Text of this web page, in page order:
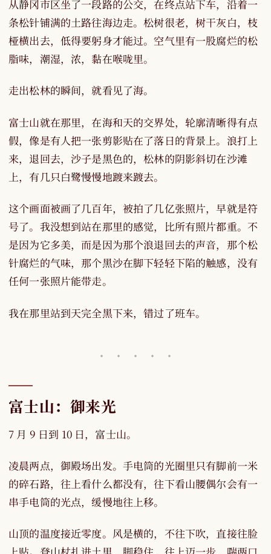
从静冈市区坐了一段路的公交，在终点站下车，沿着一
条松针铺满的土路往海边走。松树很老，树干灰白，枝
桠横出去，低得要躬身才能过。空气里有一股腐烂的松
脂味，潮湿，浓，黏在喉咙里。
走出松林的瞬间，就看见了海。
富士山就在那里，在海和天的交界处，轮廓清晰得有点
假，像是有人把一张剪影贴在了落日的背景上。浪打上
来，退回去，沙子是黑色的，松林的阴影斜切在沙滩
上，有几只白鹭慢慢地踱来踱去。
这个画面被画了几百年，被拍了几亿张照片，早就是符
号了。我没想到站在那里的感觉，比所有照片都重。不
是因为它多美，而是因为那个浪退回去的声音，那个松
针腐烂的气味，那个黑沙在脚下轻轻下陷的触感，没有
任何一张照片能带走。
我在那里站到天完全黑下来，错过了班车。
富士山：御来光
7 月 9 日到 10 日，富士山。
凌晨两点，御殿场出发。手电筒的光圈里只有脚前一米
的碎石路，往上看什么都没有，往下看山腰偶尔会有一
串手电筒的光点，缓慢地往上移。
山顶的温度接近零度。风是横的，不往下吹，直接往脸